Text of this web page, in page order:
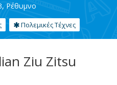
Ρέθυμνο
Πολεμικές Τέχνες
Ziu Zitsu